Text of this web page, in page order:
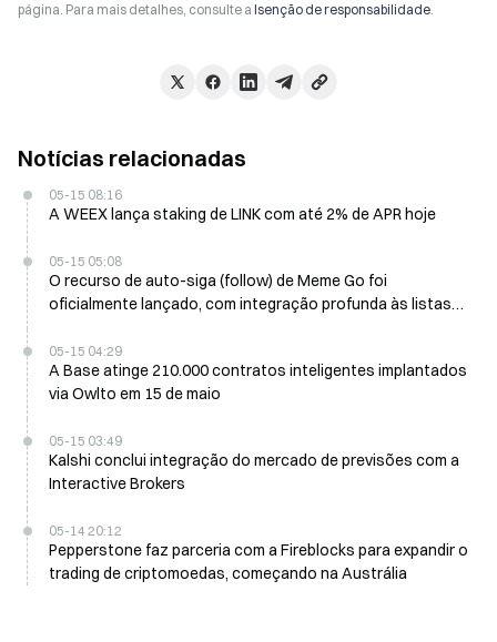
página. Para mais detalhes, consulte a Isenção de responsabilidade.
Notícias relacionadas
05-15 08:16
A WEEX lança staking de LINK com até 2% de APR hoje
05-15 05:08
O recurso de auto-siga (follow) de Meme Go foi
oficialmente lançado, com integração profunda às listas
como a Solana.
05-15 04:29
A Base atinge 210.000 contratos inteligentes implantados
via Owlto em 15 de maio
05-15 03:49
Kalshi conclui integração do mercado de previsões com a
Interactive Brokers
05-14 20:12
Pepperstone faz parceria com a Fireblocks para expandir o
trading de criptomoedas, começando na Austrália